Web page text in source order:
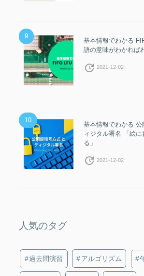
9
基本情報でわかる
語の意味がわかれば
update 2021-12-02
10
基本情報でわかる
ィジタル署名 「絵
る」
update 2021-12-02
人気のタグ
過去問演習 アルゴリズム